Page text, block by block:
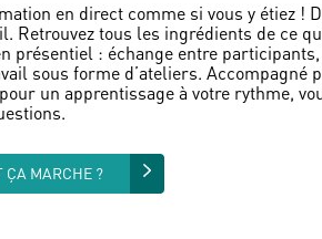
en direct comme si vous y étiez !
Retrouvez tous les ingrédients de ce
présentiel : échange entre
sous forme d’ateliers. Accompagné
un apprentissage à votre rythme,
ÇA MARCHE ?